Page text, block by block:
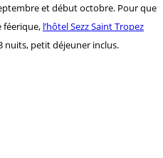
et début octobre. Pour que
féerique, l’hôtel Sezz Saint Tropez
nuits, petit déjeuner inclus.